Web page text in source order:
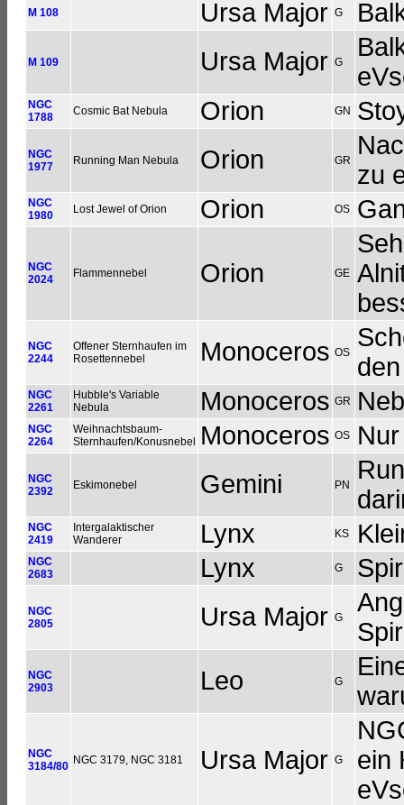
M 108 Ursa Major G
M 109 Ursa Major G
NGC
1788
Cosmic Bat Nebula Orion GN
NGC
1977
Running Man Nebula Orion GR
zu
NGC
1980
Lost Jewel of Orion Orion OS
NGC
2024
Flammennebel Orion GE
NGC
2244
Offener Sternhaufen im
Rosettennebel
Monoceros OS
NGC
2261
Hubble's Variable
Nebula
Monoceros GR
NGC
2264
Weihnachtsbaum-
Sternhaufen/Konusnebel Monoceros OS
NGC
2392
Eskimonebel Gemini PN
NGC
2419
Intergalaktischer
Wanderer
Lynx KS
NGC
2683
Lynx G
NGC
2805
Ursa Major G
NGC
2903
Leo G
NGC
3184/80 NGC 3179, NGC 3181 Ursa Major G
ein